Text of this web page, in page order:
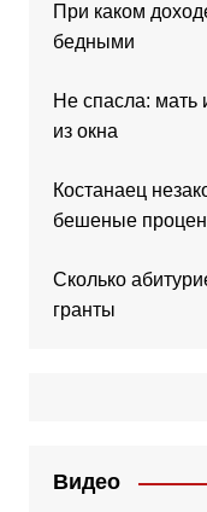
При каком
бедными
Не спасла: мать
из окна
Костанаец
бешеные
Сколько
гранты
Видео